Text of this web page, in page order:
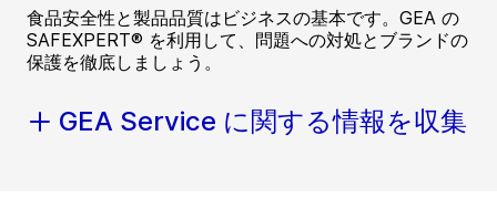
食品安全性と製品品質はビジネスの基本です。GEA の
SAFEXPERT® を利用して、問題への対処とブランドの
保護を徹底しましょう。
GEA Service に関する情報を収集